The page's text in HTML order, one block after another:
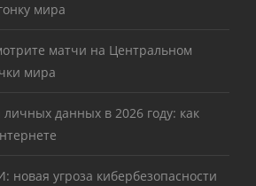
мира
матчи на Центральном
мира
данных в 2026 году: как
новая угроза кибербезопасности